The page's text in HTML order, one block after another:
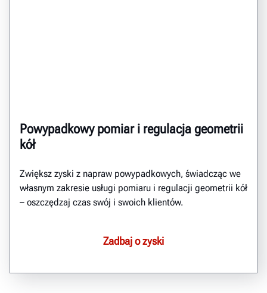
Powypadkowy pomiar i regulacja geometrii
kół
Zwiększ zyski z napraw powypadkowych, świadcząc we
własnym zakresie usługi pomiaru i regulacji geometrii kół
– oszczędzaj czas swój i swoich klientów.
Zadbaj o zyski